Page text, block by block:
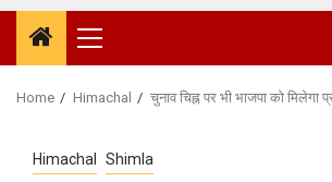
Primary
Menu
Home Himachal चुनाव चिह्न पर भी भाजपा को
Himachal Shimla